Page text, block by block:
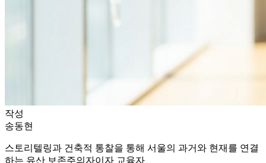
작성
송동현
스토리텔링과 건축적 통찰을 통해 서울의 과거와 현재를 연결
하는 유산 보존주의자이자 교육자